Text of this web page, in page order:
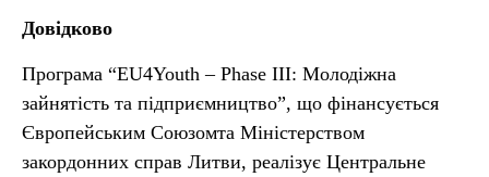
Довідково
Програма “EU4Youth – Phase III: Молодіжна
зайнятість та підприємництво”, що фінансується
Європейським Союзомта Міністерством
закордонних справ Литви, реалізує Центральне